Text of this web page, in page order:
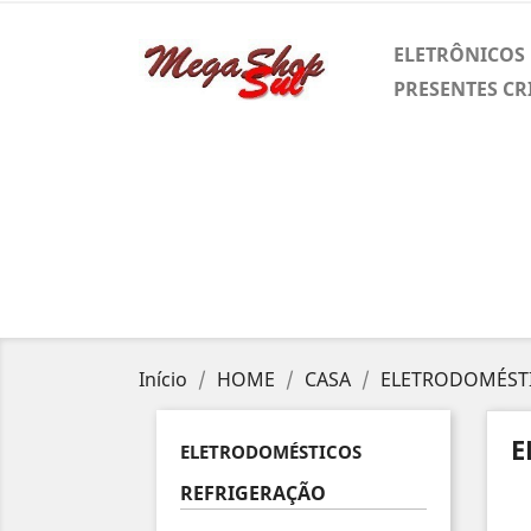
ELETRÔNICOS
PRESENTES
Início HOME CASA
ELETRODOMÉSTICOS
REFRIGERAÇÃO